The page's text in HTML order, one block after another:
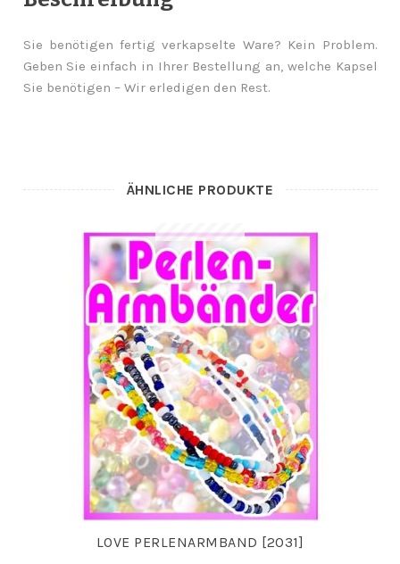
Sie benötigen fertig verkapselte Ware? Kein Problem.
Geben Sie einfach in Ihrer Bestellung an, welche Kapsel
Sie benötigen – Wir erledigen den Rest.
ÄHNLICHE PRODUKTE
LOVE PERLENARMBAND [2031]